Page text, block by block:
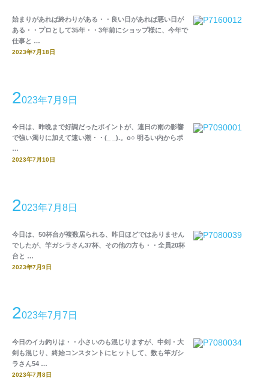
始まりがあれば終わりがある・・良い日があれば悪い日が
ある・・プロとして35年・・3年前にショップ様に、今年で
仕事と …
2023年7月18日
2023年7月9日
今日は、昨晩まで好調だったポイントが、連日の雨の影響
で強い濁りに加えて速い潮・・(_ _).。o○ 明るい内からポ
…
2023年7月10日
2023年7月8日
今日は、50杯台が複数居られる、昨日ほどではありません
でしたが、竿ガシラさん37杯、その他の方も・・全員20杯
台と …
2023年7月9日
2023年7月7日
今日のイカ釣りは・・小さいのも混じりますが、中剣・大
剣も混じり、終始コンスタントにヒットして、数も竿ガシ
ラさん54 …
2023年7月8日